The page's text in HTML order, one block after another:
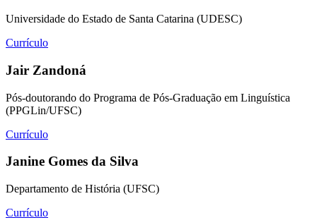
Universidade do Estado de Santa Catarina (UDESC)
Currículo
Jair Zandoná
Pós-doutorando do Programa de Pós-Graduação em Linguística
(PPGLin/UFSC)
Currículo
Janine Gomes da Silva
Departamento de História (UFSC)
Currículo